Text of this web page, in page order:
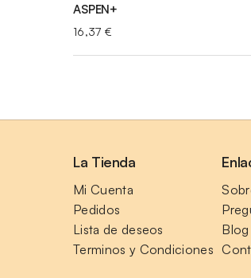
ASPEN+
16,37 €
La Tienda
Mi Cuenta
Pedidos
Lista de deseos
Terminos y Condiciones
Blog